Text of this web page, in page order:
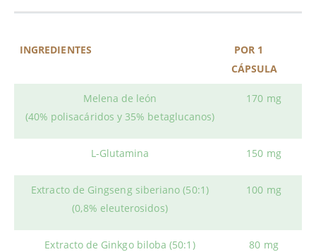
INGREDIENTES
POR 1
CÁPSULA
Melena de león
(40% polisacáridos y 35% betaglucanos)
170 mg
L-Glutamina 150 mg
Extracto de Gingseng siberiano (50:1)
(0,8% eleuterosidos)
100 mg
Extracto de Ginkgo biloba (50:1)
80 mg